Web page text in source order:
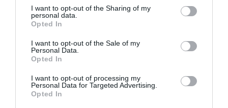
not limited to your visit or usage behaviour. You may click to
grant or deny consent to Google and its third-party tags to
use your data for below specified purposes in below Google
consent section.
I want to opt-out of the Sharing of my
personal data.
Opted In
I want to opt-out of the Sale of my
Personal Data.
Opted In
I want to opt-out of processing my
Personal Data for Targeted Advertising.
Opted In
-tegyünk rá egy réteg szaküzletben kapható expandált
agyagot.
Megosztás: Facebook Twitter Pinterest
Címkék: otthon ,
virágápolás